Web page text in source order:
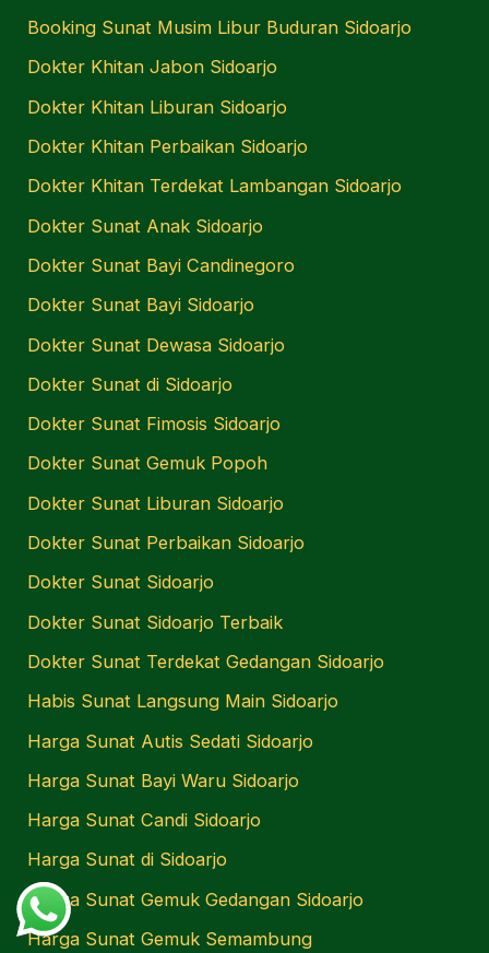
Booking Sunat Musim Libur Buduran Sidoarjo
Dokter Khitan Jabon Sidoarjo
Dokter Khitan Liburan Sidoarjo
Dokter Khitan Perbaikan Sidoarjo
Dokter Khitan Terdekat Lambangan Sidoarjo
Dokter Sunat Anak Sidoarjo
Dokter Sunat Bayi Candinegoro
Dokter Sunat Bayi Sidoarjo
Dokter Sunat Dewasa Sidoarjo
Dokter Sunat di Sidoarjo
Dokter Sunat Fimosis Sidoarjo
Dokter Sunat Gemuk Popoh
Dokter Sunat Liburan Sidoarjo
Dokter Sunat Perbaikan Sidoarjo
Dokter Sunat Sidoarjo
Dokter Sunat Sidoarjo Terbaik
Dokter Sunat Terdekat Gedangan Sidoarjo
Habis Sunat Langsung Main Sidoarjo
Harga Sunat Autis Sedati Sidoarjo
Harga Sunat Bayi Waru Sidoarjo
Harga Sunat Candi Sidoarjo
Harga Sunat di Sidoarjo
Harga Sunat Gemuk Gedangan Sidoarjo
Harga Sunat Gemuk Semambung